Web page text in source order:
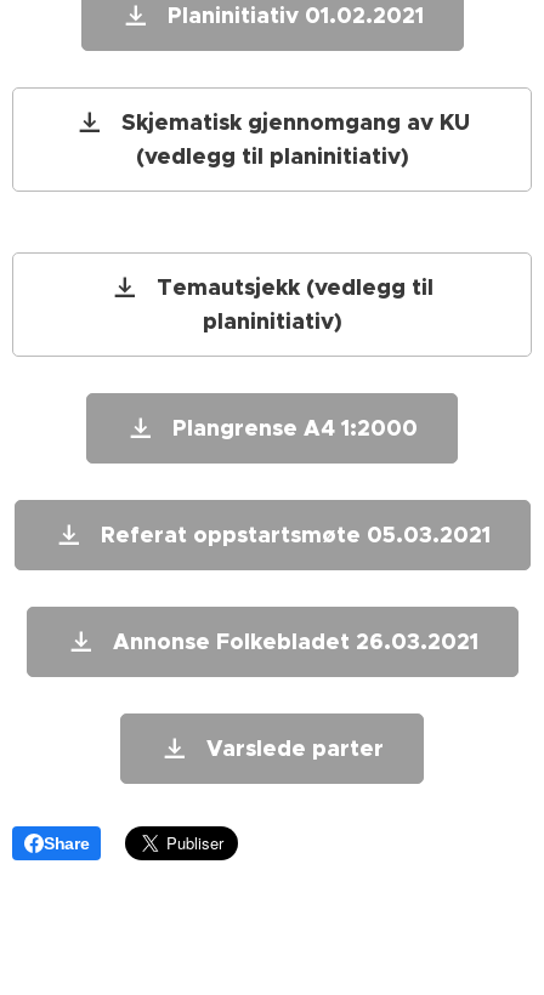
Planinitiativ 01.02.2021
Skjematisk gjennomgang av KU
(vedlegg til planinitiativ)
Temautsjekk (vedlegg til
planinitiativ)
Plangrense A4 1:2000
Referat oppstartsmøte 05.03.2021
Annonse Folkebladet 26.03.2021
Varslede parter
Share